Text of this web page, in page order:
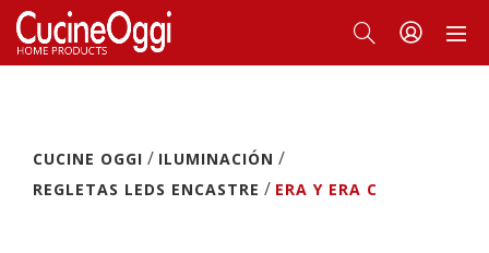
CUCINE OGGI / ILUMINACIÓN /
REGLETAS LEDS ENCASTRE / ERA Y ERA C